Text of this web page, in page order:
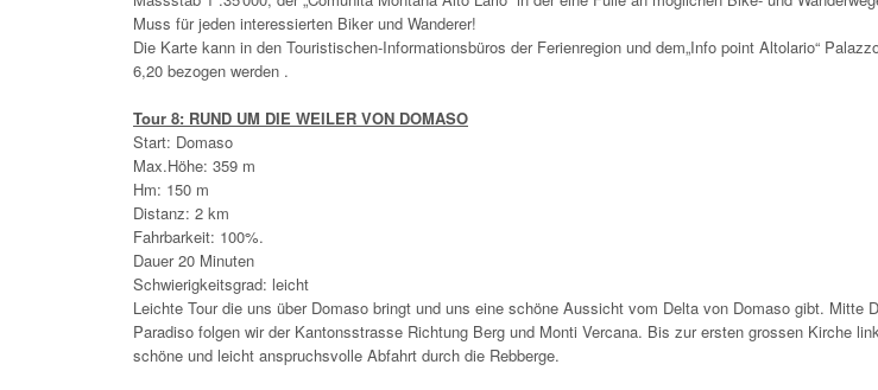
Muss für jeden interessierten Biker und Wanderer!
Die Karte kann in den Touristischen-Informationsbüros der Ferienregion und dem„Info point Altolario“
6,20 bezogen werden .
Tour 8: RUND UM DIE WEILER VON DOMASO
Start: Domaso
Max.Höhe: 359 m
Hm: 150 m
Distanz: 2 km
Fahrbarkeit: 100%.
Dauer 20 Minuten
Schwierigkeitsgrad: leicht
Leichte Tour die uns über Domaso bringt und uns eine schöne Aussicht vom Delta von Domaso gibt. Mitte
Paradiso folgen wir der Kantonsstrasse Richtung Berg und Monti Vercana. Bis zur ersten grossen Kirche
schöne und leicht anspruchsvolle Abfahrt durch die Rebberge.